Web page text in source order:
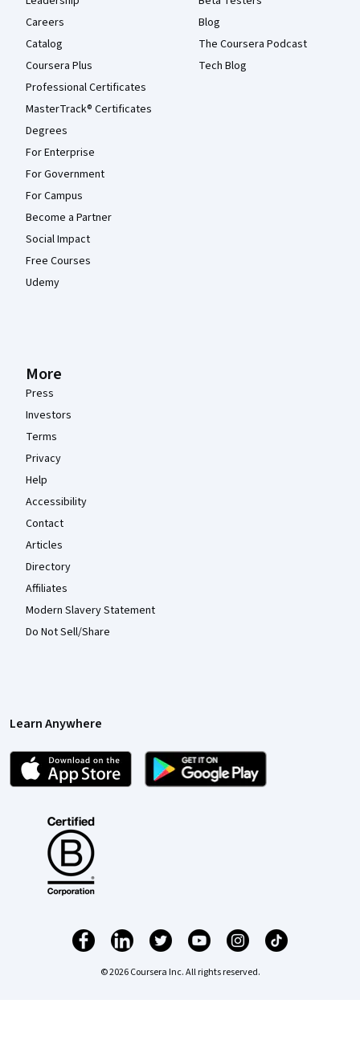
Careers
Catalog
Coursera Plus
Professional Certificates
MasterTrack® Certificates
Degrees
For Enterprise
For Government
For Campus
Become a Partner
Social Impact
Free Courses
Udemy
Blog
The Coursera Podcast
Tech Blog
More
Press
Investors
Terms
Privacy
Help
Accessibility
Contact
Articles
Directory
Affiliates
Modern Slavery Statement
Do Not Sell/Share
Learn Anywhere
© 2026 Coursera Inc. All rights reserved.